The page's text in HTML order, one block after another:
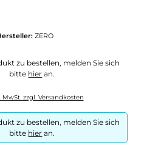
ZERO
zu bestellen, melden Sie sich
bitte hier an.
MwSt. zzgl. Versandkosten
zu bestellen, melden Sie sich
bitte hier an.